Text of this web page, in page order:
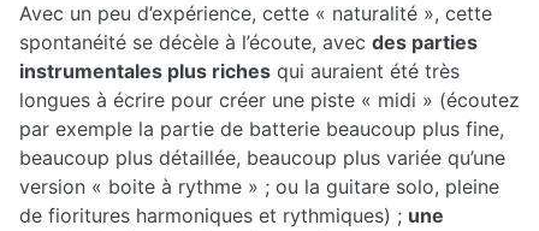
Avec un peu d’expérience, cette « naturalité », cette
spontanéité se décèle à l’écoute, avec des parties
instrumentales plus riches qui auraient été très
longues à écrire pour créer une piste « midi » (écoutez
par exemple la partie de batterie beaucoup plus fine,
beaucoup plus détaillée, beaucoup plus variée qu’une
version « boite à rythme » ; ou la guitare solo, pleine
de fioritures harmoniques et rythmiques) ; une